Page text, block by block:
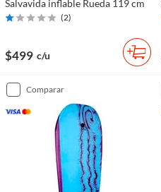
Salvavida inflable Rueda 119 cm
(2)
$499 c/u
comparar